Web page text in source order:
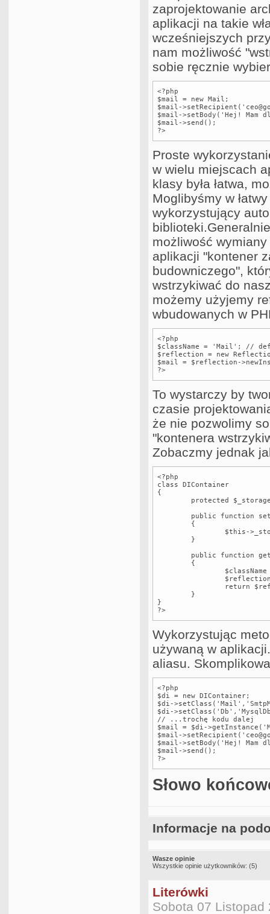
zaprojektowanie
aplikacji na takie
wcześniejszych
nam możliwość
sobie ręcznie
<?php
$mail = new Mail;
$mail-
$mail->setBody('Hej!
$mail->send();
?>
Proste
w wielu miejscach
klasy była łatwa,
Moglibyśmy w
wykorzystujący
możliwość
aplikacji "kontener
budowniczego",
wstrzykiwać do
możemy użyjemy
wbudowanych w
<?php
$className = 'Mail'; //
$reflection = new
$mail = $reflection-
?>
To wystarczy by
czasie
że nie pozwolimy
"kontenera
Zobaczmy jednak
<?php
class DIContainer
{
}
?>
Wykorzystując
używaną w
aliasu.
<?php
$di = new DIContainer;
$di-
$di-
// ...trochę kodu dalej
$mail = $di-
$mail-
$mail->setBody('Hej!
$mail->send();
?>
Słowo
Informacje na
Wasze opinie
Wszystkie opinie użytkowników: (5)
Literówki
Sobota 07 Listopad